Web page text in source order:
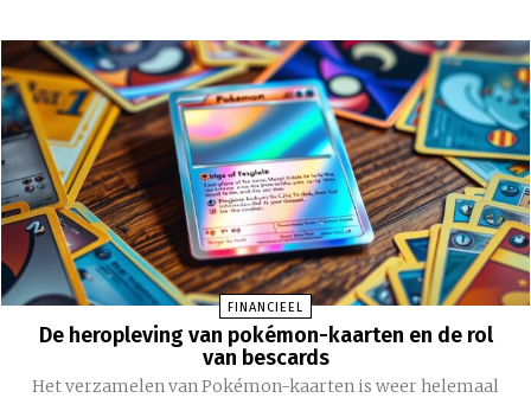
FINANCIEEL
De heropleving van pokémon-kaarten en de rol
van bescards
Het verzamelen van Pokémon-kaarten is weer helemaal